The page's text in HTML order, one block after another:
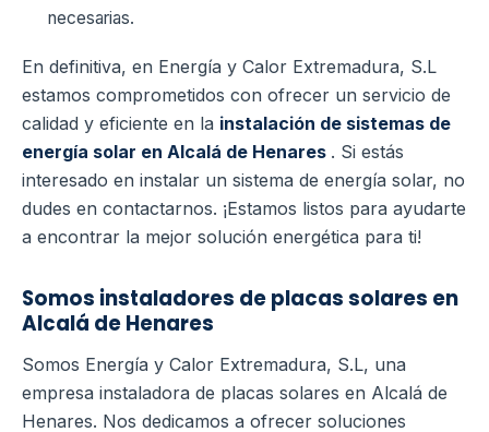
necesarias.
En definitiva, en Energía y Calor Extremadura, S.L
estamos comprometidos con ofrecer un servicio de
calidad y eficiente en la instalación de sistemas de
energía solar en Alcalá de Henares . Si estás
interesado en instalar un sistema de energía solar, no
dudes en contactarnos. ¡Estamos listos para ayudarte
a encontrar la mejor solución energética para ti!
Somos instaladores de placas solares en
Alcalá de Henares
Somos Energía y Calor Extremadura, S.L, una
empresa instaladora de placas solares en Alcalá de
Henares. Nos dedicamos a ofrecer soluciones